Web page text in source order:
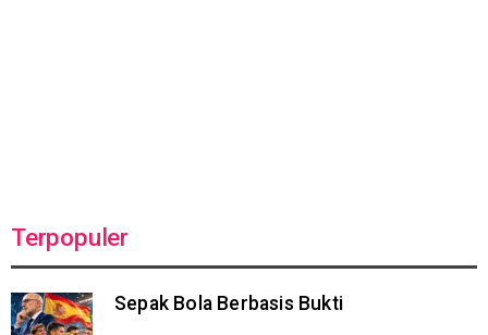
Terpopuler
Sepak Bola Berbasis Bukti